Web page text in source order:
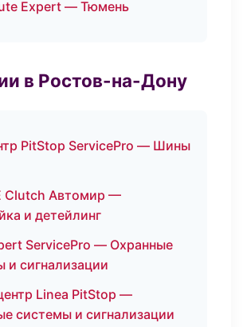
Expert — Тюмень
в Ростов-на-Дону
PitStop ServicePro — Шины
Clutch Автомир —
и детейлинг
ServicePro — Охранные
и сигнализации
Linea PitStop —
системы и сигнализации